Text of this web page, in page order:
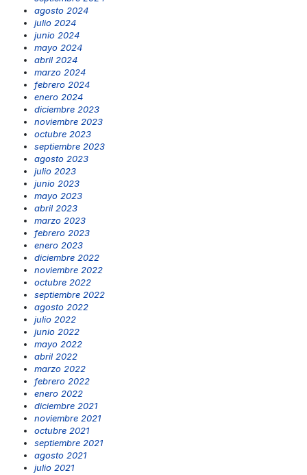
agosto 2024
julio 2024
junio 2024
mayo 2024
abril 2024
marzo 2024
febrero 2024
enero 2024
diciembre 2023
noviembre 2023
octubre 2023
septiembre 2023
agosto 2023
julio 2023
junio 2023
mayo 2023
abril 2023
marzo 2023
febrero 2023
enero 2023
diciembre 2022
noviembre 2022
octubre 2022
septiembre 2022
agosto 2022
julio 2022
junio 2022
mayo 2022
abril 2022
marzo 2022
febrero 2022
enero 2022
diciembre 2021
noviembre 2021
octubre 2021
septiembre 2021
agosto 2021
julio 2021